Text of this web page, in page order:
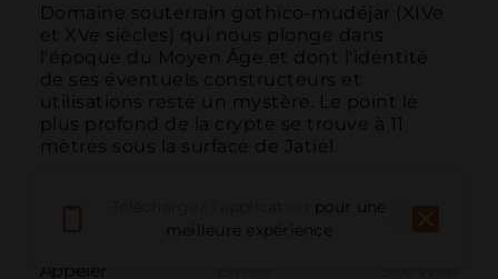
Domaine souterrain gothico-mudéjar (XIVe
et XVe siècles) qui nous plonge dans
l'époque du Moyen Âge et dont l'identité
de ses éventuels constructeurs et
utilisations reste un mystère. Le point le
plus profond de la crypte se trouve à 11
mètres sous la surface de Jatiel.
Appeler
pour une
meilleure expérience